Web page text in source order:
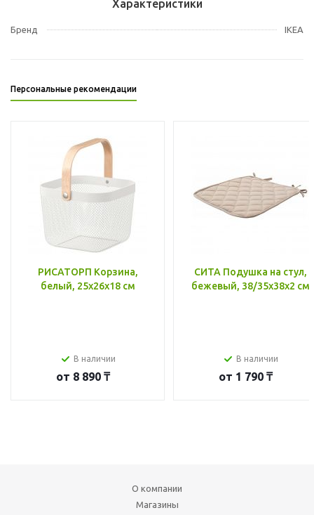
Характеристики
Бренд IKEA
Персональные рекомендации
РИСАТОРП Корзина,
белый, 25x26x18 см
В наличии
от 8 890 ₸
СИТА Подушка на стул,
бежевый, 38/35x38x2 см
В наличии
от 1 790 ₸
О компании
Магазины